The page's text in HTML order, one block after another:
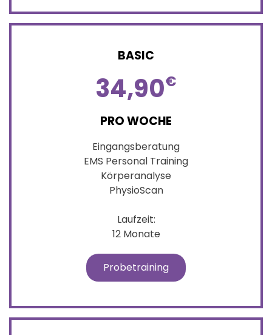
BASIC
34,90€
PRO WOCHE
Eingangsberatung
EMS Personal Training
Körperanalyse
PhysioScan
Laufzeit:
12 Monate
Probetraining